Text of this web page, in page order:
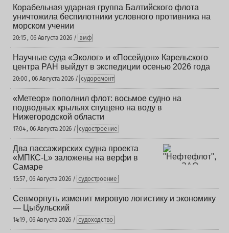
Корабельная ударная группа Балтийского флота
уничтожила беспилотники условного противника на
морском учении
20:15 , 06 Августа 2026 / вмф
Научные суда «Эколог» и «Посейдон» Карельского
центра РАН выйдут в экспедиции осенью 2026 года
20:00 , 06 Августа 2026 / судоремонт
«Метеор» пополнил флот: восьмое судно на
подводных крыльях спущено на воду в
Нижегородской области
17:04 , 06 Августа 2026 / судостроение
Два пассажирских судна проекта
«МПКС-L» заложены на верфи в
Самаре
15:57 , 06 Августа 2026 / судостроение
Севморпуть изменит мировую логистику и экономику
— Цыбульский
14:19 , 06 Августа 2026 / судоходство